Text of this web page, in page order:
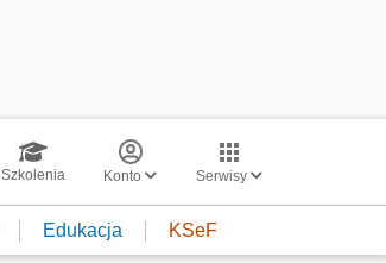
Szkolenia Konto Serwisy
Edukacja KSeF